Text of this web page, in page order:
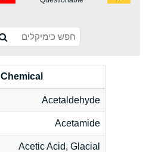
Chemical
Acetaldehyde
Acetamide
Acetic Acid, Glacial